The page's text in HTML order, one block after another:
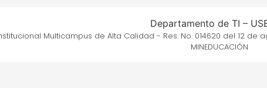
Departamento de TI –
Multicampus de Alta Calidad - Res. No. 014620 del 12 de
MINEDUCACIÓN